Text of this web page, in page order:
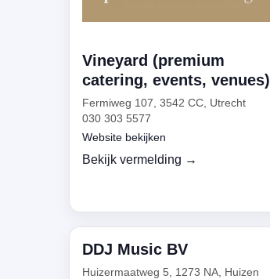
Vineyard (premium
catering, events, venues)
Fermiweg 107, 3542 CC, Utrecht
030 303 5577
Website bekijken
Bekijk vermelding →
DDJ Music BV
Huizermaatweg 5, 1273 NA, Huizen